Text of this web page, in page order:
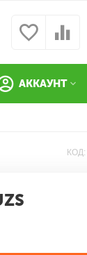
АККАУНТ
КОД: